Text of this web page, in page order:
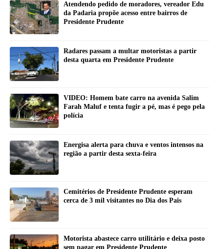
Atendendo pedido de moradores, vereador Edu
da Padaria propõe acesso entre bairros de
Presidente Prudente
Radares passam a multar motoristas a partir
desta quarta em Presidente Prudente
VIDEO: Homem bate carro na avenida Salim
Farah Maluf e tenta fugir a pé, mas é pego pela
polícia
Energisa alerta para chuva e ventos intensos na
região a partir desta sexta-feira
Cemitérios de Presidente Prudente esperam
cerca de 3 mil visitantes no Dia dos Pais
Motorista abastece carro utilitário e deixa posto
sem pagar em Presidente Prudente